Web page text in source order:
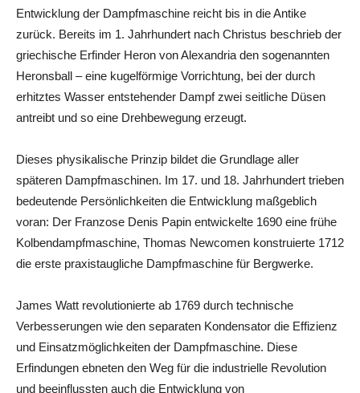
Entwicklung der Dampfmaschine reicht bis in die Antike
zurück. Bereits im 1. Jahrhundert nach Christus beschrieb der
griechische Erfinder Heron von Alexandria den sogenannten
Heronsball – eine kugelförmige Vorrichtung, bei der durch
erhitztes Wasser entstehender Dampf zwei seitliche Düsen
antreibt und so eine Drehbewegung erzeugt.
Dieses physikalische Prinzip bildet die Grundlage aller
späteren Dampfmaschinen. Im 17. und 18. Jahrhundert trieben
bedeutende Persönlichkeiten die Entwicklung maßgeblich
voran: Der Franzose Denis Papin entwickelte 1690 eine frühe
Kolbendampfmaschine, Thomas Newcomen konstruierte 1712
die erste praxistaugliche Dampfmaschine für Bergwerke.
James Watt revolutionierte ab 1769 durch technische
Verbesserungen wie den separaten Kondensator die Effizienz
und Einsatzmöglichkeiten der Dampfmaschine. Diese
Erfindungen ebneten den Weg für die industrielle Revolution
und beeinflussten auch die Entwicklung von